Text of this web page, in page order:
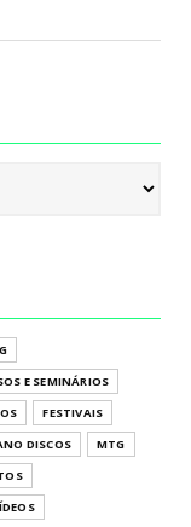
E SEMINÁRIOS
FESTIVAIS
DISCOS
MTG